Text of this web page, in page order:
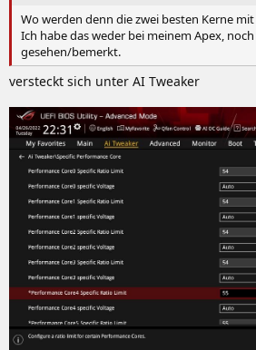
Wo werden denn die zwei besten Kerne
Ich habe das weder bei meinem Apex,
gesehen/bemerkt.
versteckt sich unter AI Tweaker